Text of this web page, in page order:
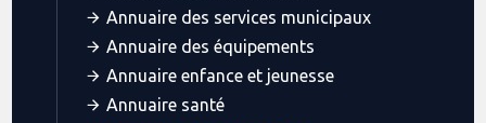
Annuaire des services municipaux
Annuaire des équipements
Annuaire enfance et jeunesse
Annuaire santé